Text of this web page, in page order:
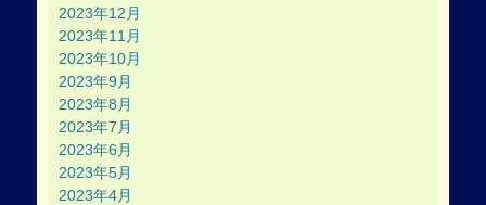
2023年12月
2023年11月
2023年10月
2023年9月
2023年8月
2023年7月
2023年6月
2023年5月
2023年4月